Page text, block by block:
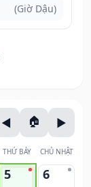
(Giờ Dậu)
THỨ BẢY CHỦ NHẬT
5 6